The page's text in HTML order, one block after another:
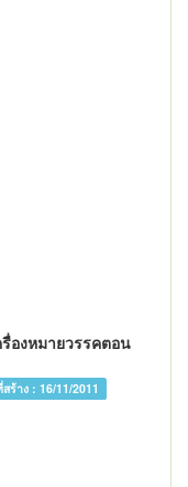
องหมายวรรคตอน
สร้าง :16/11/2011